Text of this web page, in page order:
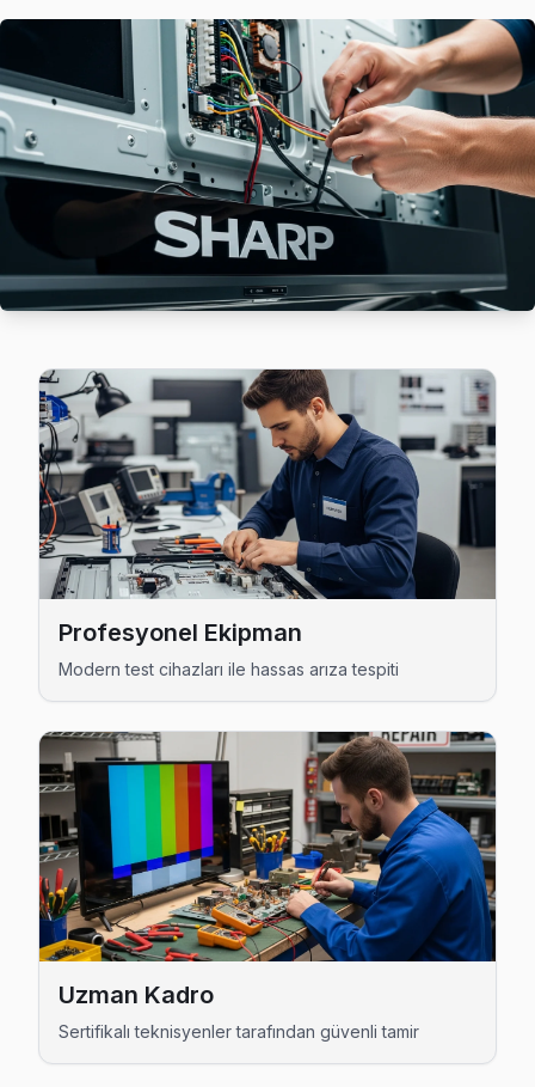
Sharp TV Batıköy adresinde firmware güncellemesi
Sharp Ekran Değişimi →
Celaliye Sharp Servis
Celaliye mahallesi Sharp TV servisi için ön
Celaliye Sharp Açılmıyor Arıza →
Cumhuriyet Sharp Servis
Cumhuriyet bölgesindeki Sharp kullanıcıları için
Sharp Servis Merkezi →
Sharp marka TV'niz Çakmaklı'de çalışmıyorsa teknik
Çakmaklı Sharp Açılmıyor Arıza →
Dizdariye Sharp Servis
Büyükçekmece'da Dizdariye mahallesi için Sharp TV
Dizdariye Sharp Açılmıyor Arıza →
Büyükçekmece'da Fatih mahallesi Sharp kullanıcıları
Büyükçekmece Sharp Servis →
Güzelce Sharp Servis
Güzelce'de Sharp TV ekranında çizgi, donma ya da ses
Büyükçekmece Sharp Servis →
Hürriyet Sharp Servis
Hürriyet'deki Sharp TV sahiplerinin yüzde sekseni tamir
Sharp Servis Merkezi →
Kamiloba Sharp Servis
Profesyonel Ekipman
Modern test cihazları ile hassas arıza tespiti
Uzman Kadro
Sertifikalı teknisyenler tarafından güvenli tamir